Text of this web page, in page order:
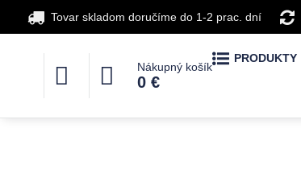
Tovar skladom doručíme do 1-2 prac. dní
Nákupný košík
0 €
PRODUKTY